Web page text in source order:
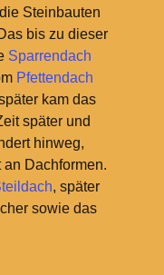
Steinbauten
bis zu dieser
Sparrendach
Pfettendach
kam das
später und
hinweg,
Dachformen.
, später
sowie das